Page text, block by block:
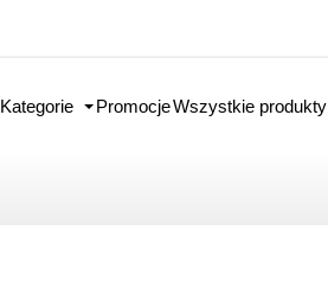
Kategorie PromocjeWszystkie produkty